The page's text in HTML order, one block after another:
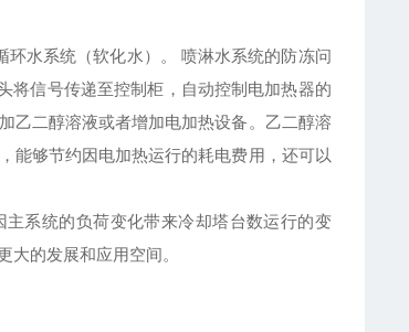
水系统（软化水）。 喷淋水系统的防冻问
信号传递至控制柜，自动控制电加热器的
乙二醇溶液或者增加电加热设备。乙二醇溶
能够节约因电加热运行的耗电费用，还可以
系统的负荷变化带来冷却塔台数运行的变
的发展和应用空间。